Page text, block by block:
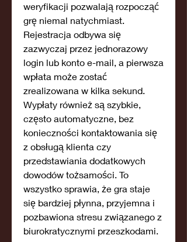
weryfikacji pozwalają rozpocząć
grę niemal natychmiast.
Rejestracja odbywa się
zazwyczaj przez jednorazowy
login lub konto e-mail, a pierwsza
wpłata może zostać
zrealizowana w kilka sekund.
Wypłaty również są szybkie,
często automatyczne, bez
konieczności kontaktowania się
z obsługą klienta czy
przedstawiania dodatkowych
dowodów tożsamości. To
wszystko sprawia, że gra staje
się bardziej płynna, przyjemna i
pozbawiona stresu związanego z
biurokratycznymi przeszkodami.